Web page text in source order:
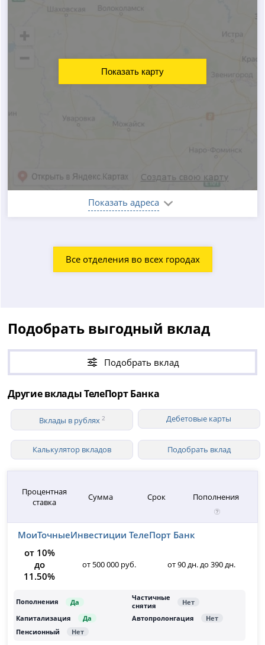
Показать адреса
Показать карту
Все отделения во всех городах
Подобрать выгодный вклад
Подобрать вклад
Другие вклады ТелеПорт Банка
Вклады в рублях 2 Дебетовые карты
Калькулятор вкладов Подобрать вклад
Процентная
ставка
Сумма Срок Пополнения
МоиТочныеИнвестиции ТелеПорт Банк
от 10%
до
11.50%
от 500 000 руб. от 90 дн. до 390 дн.